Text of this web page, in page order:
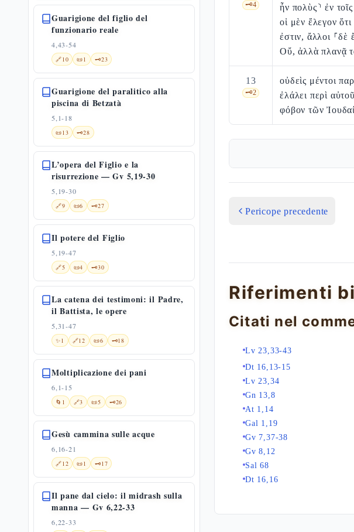
Guarigione del figlio del
funzionario reale
4,43-54
🔗10 📜1 🗝️23
Guarigione del paralitico alla
piscina di Betzatà
5,1-18
📜13 🗝️28
L’opera del Figlio e la
risurrezione — Gv 5,19-30
5,19-30
🔗9 📜6 🗝️27
Il potere del Figlio
5,19-47
🔗5 📜4 🗝️30
La catena dei testimoni: il Padre,
il Battista, le opere
5,31-47
✨1 🔗12 📜6 🗝️18
Moltiplicazione dei pani
6,1-15
🌀 1 🔗3 📜5 🗝️26
Gesù cammina sulle acque
6,16-21
🔗12 📜1 🗝️17
Il pane dal cielo: il midrash sulla
manna — Gv 6,22-33
6,22-33
🗝️4
ἦν πολὺς⸃ ἐν τοῖς
οἱ μὲν ἔλεγον
ἐστιν, ἄλλοι ⸀δὲ
Οὔ, ἀλλὰ πλανᾷ
13
🗝️2
οὐδεὶς μέντοι
ἐλάλει περὶ
φόβον τῶν
Pericope precedente
Riferimenti
Citati nel
Lv 23,33-43
Dt 16,13-15
Lv 23,34
Gn 13,8
At 1,14
Gal 1,19
Gv 7,37-38
Gv 8,12
Sal 68
Dt 16,16